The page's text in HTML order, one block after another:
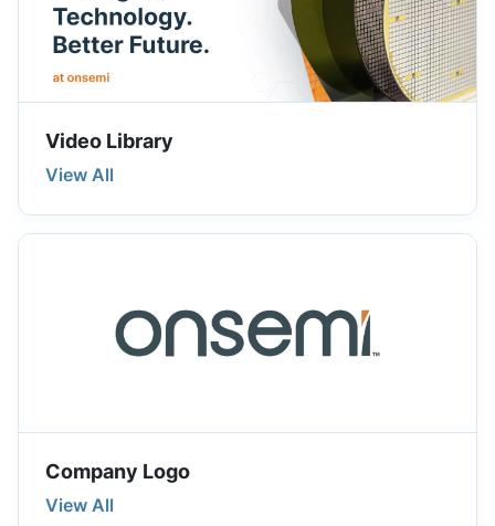
Video Library
View All
Company Logo
View All